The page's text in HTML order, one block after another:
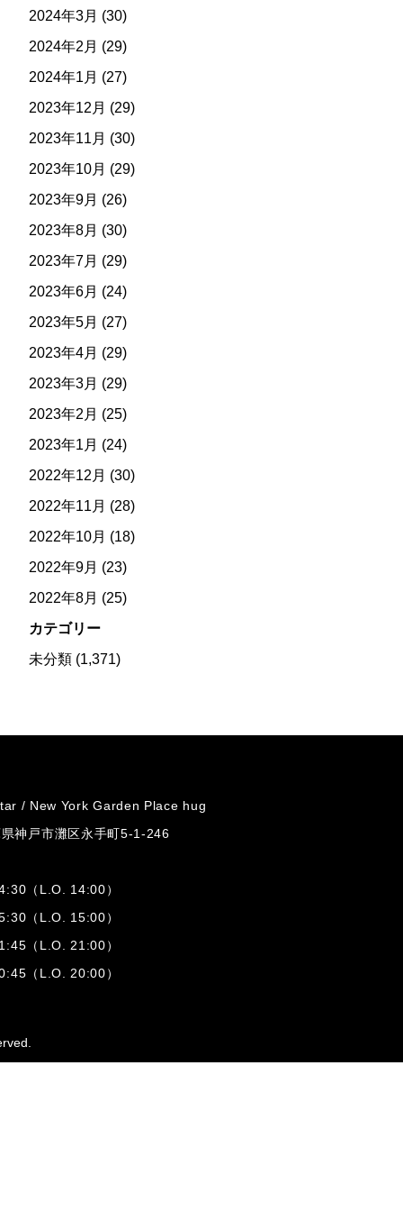
2024年3月 (30)
2024年2月 (29)
2024年1月 (27)
2023年12月 (29)
2023年11月 (30)
2023年10月 (29)
2023年9月 (26)
2023年8月 (30)
2023年7月 (29)
2023年6月 (24)
2023年5月 (27)
2023年4月 (29)
2023年3月 (29)
2023年2月 (25)
2023年1月 (24)
2022年12月 (30)
2022年11月 (28)
2022年10月 (18)
2022年9月 (23)
2022年8月 (25)
カテゴリー
未分類(1,371)
/ New York Garden Place hug
神戸市灘区永手町5-1-246
（L.O. 14:00）
（L.O. 15:00）
（L.O. 21:00）
（L.O. 20:00）